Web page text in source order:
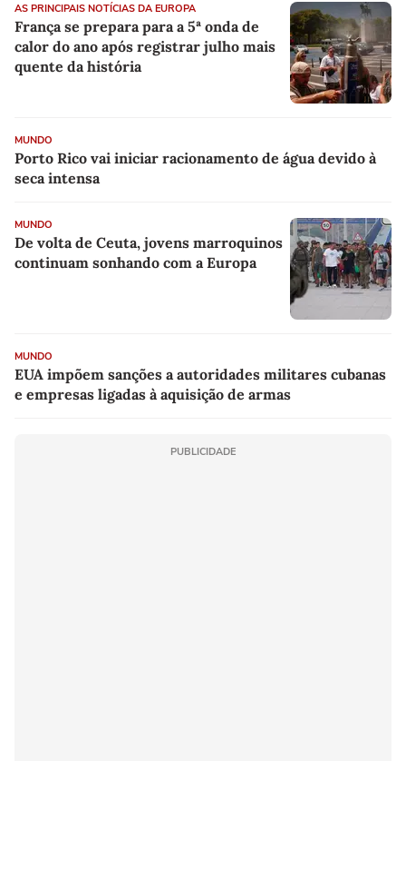
AS PRINCIPAIS NOTÍCIAS DA EUROPA
França se prepara para a 5ª onda de
calor do ano após registrar julho mais
quente da história
MUNDO
Porto Rico vai iniciar racionamento de água devido à
seca intensa
MUNDO
De volta de Ceuta, jovens marroquinos
continuam sonhando com a Europa
MUNDO
EUA impõem sanções a autoridades militares cubanas
e empresas ligadas à aquisição de armas
PUBLICIDADE